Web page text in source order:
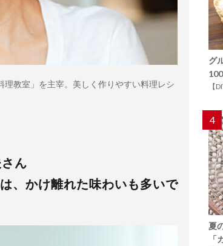
教室」を主宰。美しく作りやすい料理レシ
ん
、かけ離れた味わいも多いで
グ
【
4
夏
「